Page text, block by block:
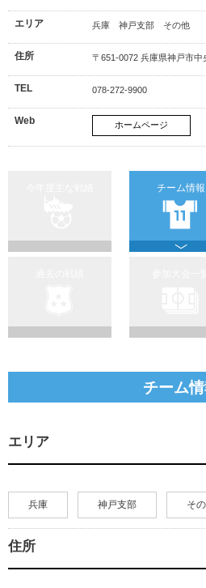
エリア 兵庫 神戸支部 その他
住所 〒651-0072 兵庫県神戸市中
TEL 078-272-9900
Web ホームページ
チーム情報
チーム
エリア
兵庫 神戸支部 そ
住所